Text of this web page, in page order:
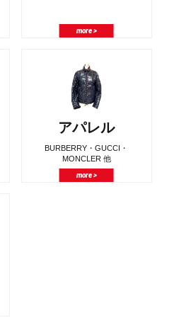
more >
アパレル
BURBERRY・GUCCI・
MONCLER 他
more >